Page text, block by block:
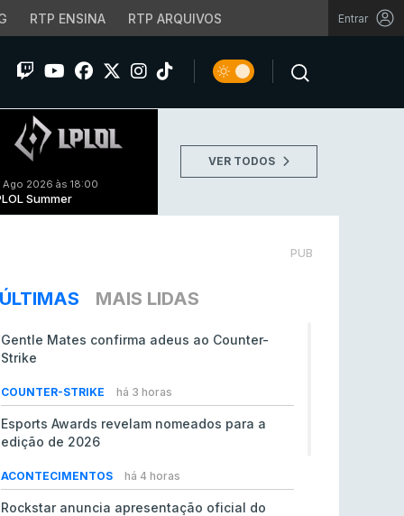
RTP ENSINA RTP ARQUIVOS Entrar
Ago 2026 às 18:00
Summer
VER TODOS
PUB
ÚLTIMAS MAIS LIDAS
Gentle Mates confirma adeus ao Counter-
Strike
COUNTER-STRIKE há 3 horas
Esports Awards revelam nomeados para a
edição de 2026
ACONTECIMENTOS há 4 horas
Rockstar anuncia apresentação oficial do